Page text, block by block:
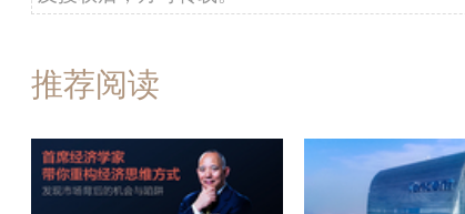
推荐阅读